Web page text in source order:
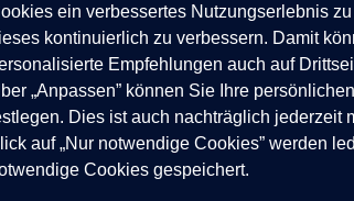
ein verbessertes Nutzungserlebnis
kontinuierlich zu verbessern. Damit
Empfehlungen auch auf
„Anpassen” können Sie Ihre
Dies ist auch nachträglich jederzeit
auf „Nur notwendige Cookies” werden
Cookies gespeichert.